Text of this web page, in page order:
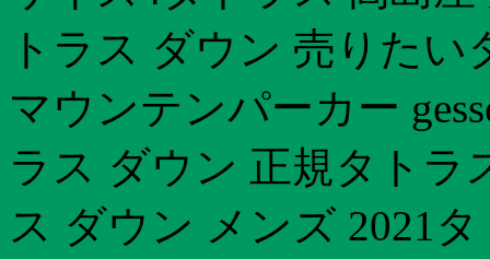
トラス ダウン 売りた
マウンテンパーカー
ラス ダウン 正規タトラ
ス ダウン メンズ 2021